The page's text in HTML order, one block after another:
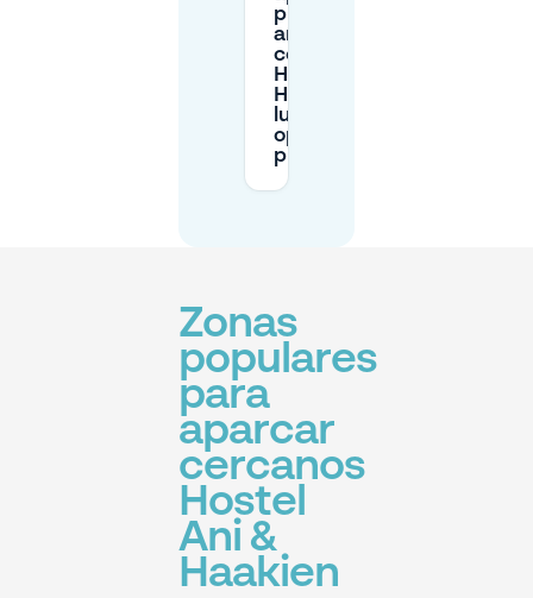
privado con
antelación
cerca de
Hostel Ani &
Haakien en
lugar de usar
opciones
públicas?
Zonas
populares
para
aparcar
cercanos
Hostel
Ani &
Haakien